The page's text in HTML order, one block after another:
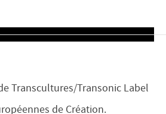
Transcultures/Transonic Label
de Création.